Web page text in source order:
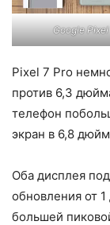
Google Pixel
Pixel 7 Pro
против 6,3
телефон
экран в 6,8
Оба дисплея
обновления от
большей